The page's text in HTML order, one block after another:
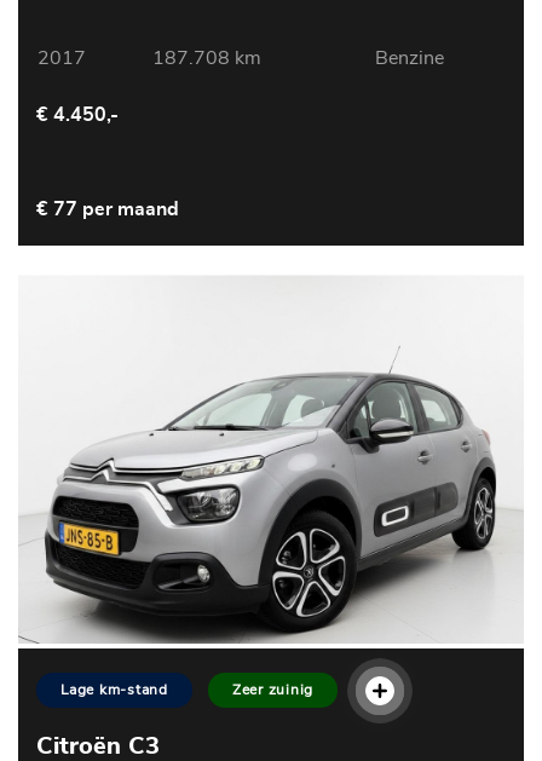
2017 187.708 km Benzine
€ 4.450,-
€ 77 per maand
Lage km-stand Zeer zuinig
Citroën C3